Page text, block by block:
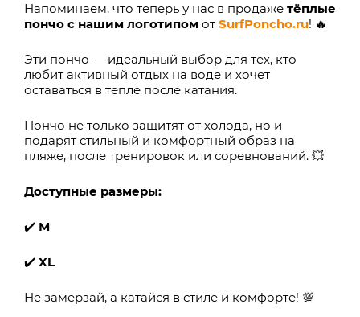
Напоминаем, что теперь у нас в продаже тёплые
пончо с нашим логотипом от SurfPoncho.ru! 🔥
Эти пончо — идеальный выбор для тех, кто
любит активный отдых на воде и хочет
оставаться в тепле после катания.
Пончо не только защитят от холода, но и
подарят стильный и комфортный образ на
пляже, после тренировок или соревнований. 💥
Доступные размеры:
✔️ М
✔️ XL
Не замерзай, а катайся в стиле и комфорте! 💯